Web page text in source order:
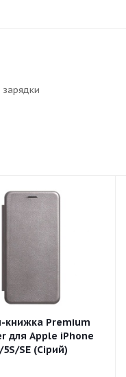
зарядки
книжка Premium
для Apple iPhone
5S/SE (Сірий)